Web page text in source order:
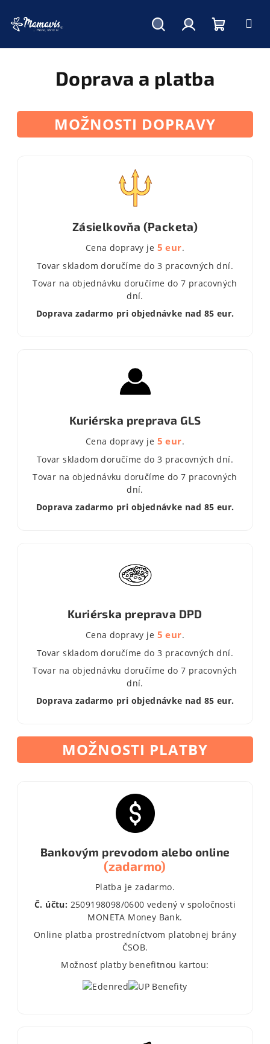
Doprava a platba
MOŽNOSTI DOPRAVY
Zásielkovňa (Packeta)
Cena dopravy je 5 eur.
Tovar skladom doručíme do 3 pracovných dní.
Tovar na objednávku doručíme do 7 pracovných
dní.
Doprava zadarmo pri objednávke nad 85 eur.
Kuriérska preprava GLS
Cena dopravy je 5 eur.
Tovar skladom doručíme do 3 pracovných dní.
Tovar na objednávku doručíme do 7 pracovných
dní.
Doprava zadarmo pri objednávke nad 85 eur.
Kuriérska preprava DPD
Cena dopravy je 5 eur.
Tovar skladom doručíme do 3 pracovných dní.
Tovar na objednávku doručíme do 7 pracovných
dní.
Doprava zadarmo pri objednávke nad 85 eur.
MOŽNOSTI PLATBY
Bankovým prevodom alebo online
(zadarmo)
Platba je zadarmo.
Č. účtu: 2509198098/0600 vedený v spoločnosti
MONETA Money Bank.
Online platba prostredníctvom platobnej brány
ČSOB.
Možnosť platby benefitnou kartou: